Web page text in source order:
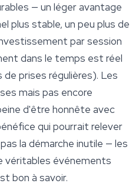
— un léger avantage
plus stable, un peu plus de
par session
dans le temps est réel
prises régulières). Les
mais pas encore
d'être honnête avec
qui pourrait relever
la démarche inutile — les
véritables événements
bon à savoir.